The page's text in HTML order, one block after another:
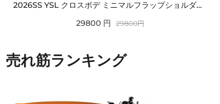
2026SS YSL クロスボデ ミニマルフラップショルダー SAINT LAURENT サンロ...
29800 円 29800円
売れ筋ランキング